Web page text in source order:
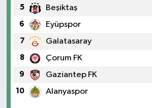
5 Beşiktaş
6 Eyüpspor
7 Galatasaray
8 Çorum FK
9 Gaziantep FK
10 Alanyaspor